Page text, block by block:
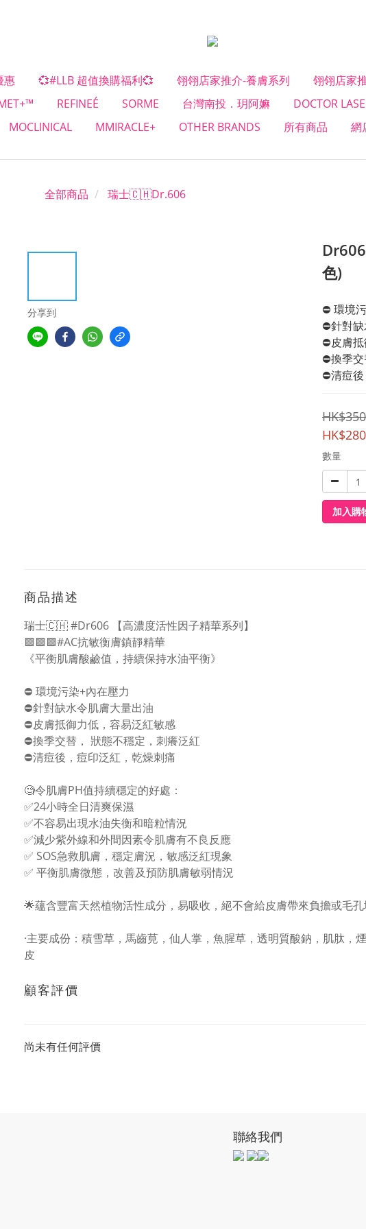
惠 💞#LLB 超值換購福利💞 翎翎店家推介-養膚系列
翎翎店家
REFINEÉ SORME 台灣南投．玥阿嫲
DOCTOR
MOCLINICAL
MMIRACLE+ OTHER BRANDS 所有商品 網
全部商品 瑞士🇨🇭Dr.606
分享到
色)
⛔️ 環境
⛔️針對
⛔️皮膚
⛔️換季
⛔️清痘
數量
加入購
商品描述
瑞士🇨🇭 #Dr606 【高濃度活性因子精華系列】
🟩🟩🟩#AC抗敏衡膚鎮靜精華
《平衡肌膚酸鹼值，持續保持水油平衡》
⛔️ 環境污染+內在壓力
⛔️針對缺水令肌膚大量出油
⛔️皮膚抵御力低，容易泛紅敏感
⛔️換季交替， 狀態不穩定，刺癢泛紅
⛔️清痘後，痘印泛紅，乾燥刺痛
🧐令肌膚PH值持續穩定的好處：
✅24小時全日清爽保濕
✅不容易出現水油失衡和暗粒情況
✅減少紫外線和外間因素令肌膚有不良反應
✅ SOS急救肌膚，穩定膚況，敏感泛紅現象
✅ 平衡肌膚微態，改善及預防肌膚敏弱情況
🌟蘊含豐富天然植物活性成分，易吸收，絕不會給皮膚帶來負擔或毛
·主要成份：積雪草，馬齒莧，仙人掌，魚腥草，透明質酸鈉，肌肽，
皮
顧客評價
尚未有任何評價
聯絡我們